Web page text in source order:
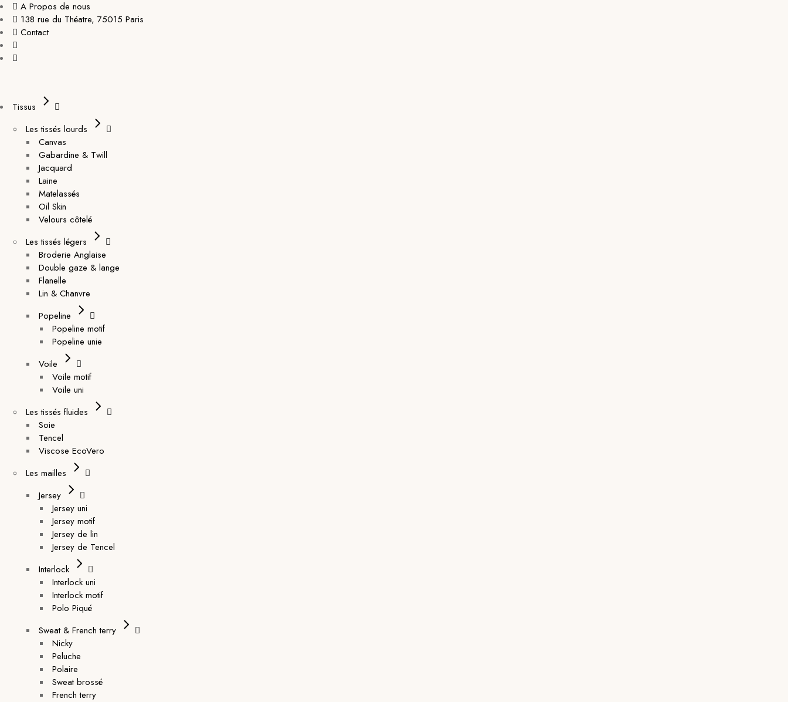
A Propos de nous
138 rue du Théatre, 75015 Paris
Contact
Tissus
Les tissés lourds
Canvas
Gabardine & Twill
Jacquard
Laine
Matelassés
Oil Skin
Velours côtelé
Les tissés légers
Broderie Anglaise
Double gaze & lange
Flanelle
Lin & Chanvre
Popeline
Popeline motif
Popeline unie
Voile
Voile motif
Voile uni
Les tissés fluides
Soie
Tencel
Viscose EcoVero
Les mailles
Jersey
Jersey uni
Jersey motif
Jersey de lin
Jersey de Tencel
Interlock
Interlock uni
Interlock motif
Polo Piqué
Sweat & French terry
Nicky
Peluche
Polaire
Sweat brossé
French terry